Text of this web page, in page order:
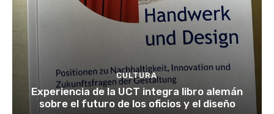
CULTURA
Experiencia de la UCT integra libro alemán
sobre el futuro de los oficios y el diseño